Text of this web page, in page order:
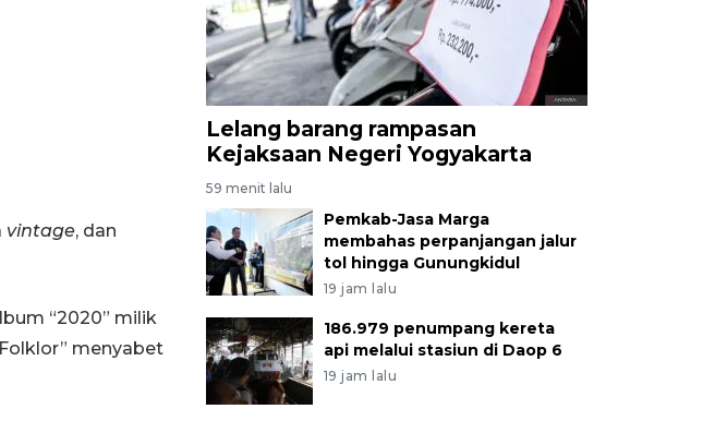
vintage, dan
“2020” milik
menyabet
Lelang barang rampasan
Kejaksaan Negeri Yogyakarta
59 menit lalu
Pemkab-Jasa Marga
membahas perpanjangan jalur
tol hingga Gunungkidul
19 jam lalu
186.979 penumpang kereta
api melalui stasiun di Daop 6
19 jam lalu